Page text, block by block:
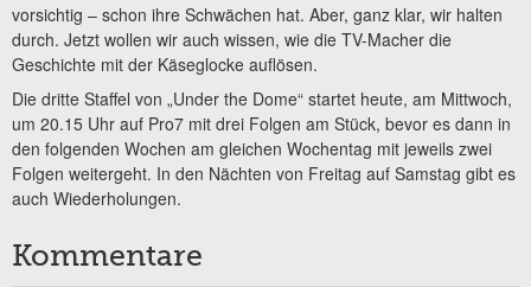
vorsichtig – schon ihre Schwächen hat. Aber, ganz klar, wir halten
durch. Jetzt wollen wir auch wissen, wie die TV-Macher die
Geschichte mit der Käseglocke auflösen.
Die dritte Staffel von „Under the Dome“ startet heute, am Mittwoch,
um 20.15 Uhr auf Pro7 mit drei Folgen am Stück, bevor es dann in
den folgenden Wochen am gleichen Wochentag mit jeweils zwei
Folgen weitergeht. In den Nächten von Freitag auf Samstag gibt es
auch Wiederholungen.
Kommentare